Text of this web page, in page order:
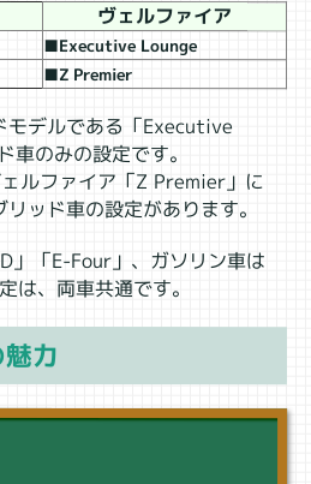
ヴェルファイア
■Executive Lounge
■Z Premier
モデルである「Executive
車のみの設定です。
ルファイア「Z Premier」に
ッド車の設定があります。
」「E-Four」、ガソリン車は
は、両車共通です。
力